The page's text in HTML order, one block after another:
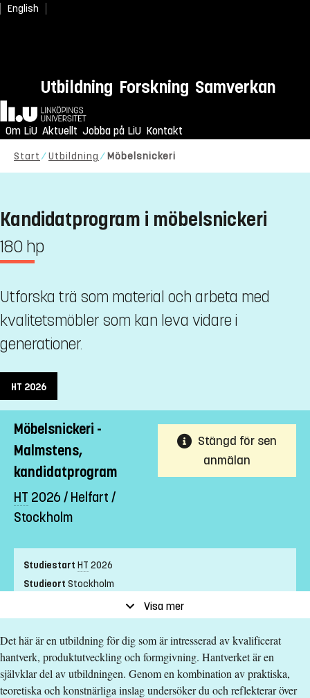
English
Utbildning Forskning Samverkan
Hem
Om LiU Aktuellt Jobba på LiU Kontakt
Start Utbildning Möbelsnickeri
Kandidatprogram i möbelsnickeri
180 hp
Utforska trä som material och arbeta med
kvalitetsmöbler som kan leva vidare i
generationer.
HT 2026
Möbelsnickeri -
Malmstens,
kandidatprogram
HT 2026 / Helfart /
Stockholm
Stängd för sen
anmälan
Studiestart HT 2026
Studieort Stockholm
NivåGrundnivå
UndervisningsformCampusförlagd
UndervisningsspråkSvenska
AnmälningskodLIU-50142
Visa mer
Det här är en utbildning för dig som är intresserad av kvalificerat
hantverk, produktutveckling och formgivning. Hantverket är en
självklar del av utbildningen. Genom en kombination av praktiska,
teoretiska och konstnärliga inslag undersöker du och reflekterar över